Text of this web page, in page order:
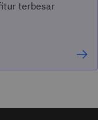
terbesar